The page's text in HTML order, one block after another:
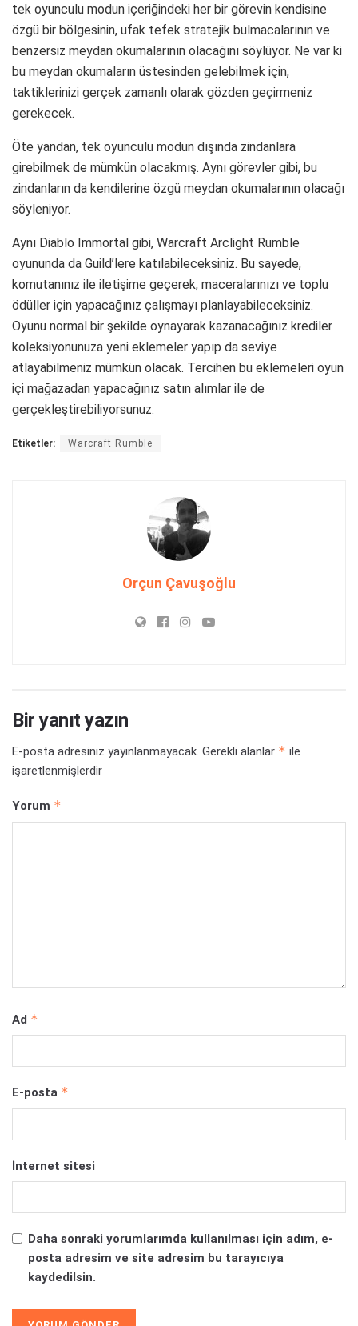
tek oyunculu modun içeriğindeki her bir görevin kendisine
özgü bir bölgesinin, ufak tefek stratejik bulmacalarının ve
benzersiz meydan okumalarının olacağını söylüyor. Ne var ki
bu meydan okumaların üstesinden gelebilmek için,
taktiklerinizi gerçek zamanlı olarak gözden geçirmeniz
gerekecek.
Öte yandan, tek oyunculu modun dışında zindanlara
girebilmek de mümkün olacakmış. Aynı görevler gibi, bu
zindanların da kendilerine özgü meydan okumalarının olacağı
söyleniyor.
Aynı Diablo Immortal gibi, Warcraft Arclight Rumble
oyununda da Guild’lere katılabileceksiniz. Bu sayede,
komutanınız ile iletişime geçerek, maceralarınızı ve toplu
ödüller için yapacağınız çalışmayı planlayabileceksiniz.
Oyunu normal bir şekilde oynayarak kazanacağınız krediler
koleksiyonunuza yeni eklemeler yapıp da seviye
atlayabilmeniz mümkün olacak. Tercihen bu eklemeleri oyun
içi mağazadan yapacağınız satın alımlar ile de
gerçekleştirebiliyorsunuz.
Etiketler: Warcraft Rumble
Orçun Çavuşoğlu
Bir yanıt yazın
E-posta adresiniz yayınlanmayacak. Gerekli alanlar * ile
işaretlenmişlerdir
Yorum *
Ad *
E-posta *
İnternet sitesi
Daha sonraki yorumlarımda kullanılması için adım, e-
posta adresim ve site adresim bu tarayıcıya
kaydedilsin.